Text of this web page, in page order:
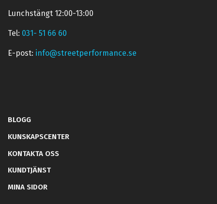
Lunchstängt 12:00-13:00
Tel: 031- 51 66 60
E-post: info@streetperformance.se
BLOGG
KUNSKAPSCENTER
KONTAKTA OSS
KUNDTJÄNST
MINA SIDOR